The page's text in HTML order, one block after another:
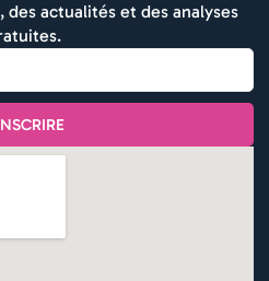
actualités et des analyses